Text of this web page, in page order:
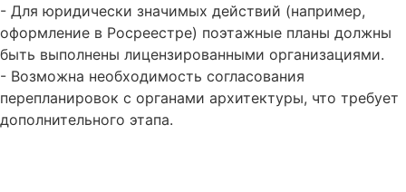
- Для юридически значимых действий (например,
оформление в Росреестре) поэтажные планы должны
быть выполнены лицензированными организациями.
- Возможна необходимость согласования
перепланировок с органами архитектуры, что требует
дополнительного этапа.